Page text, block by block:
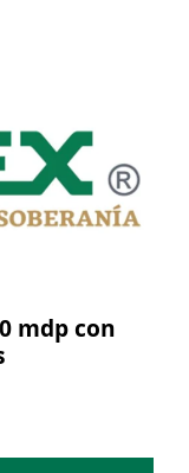
mdp con